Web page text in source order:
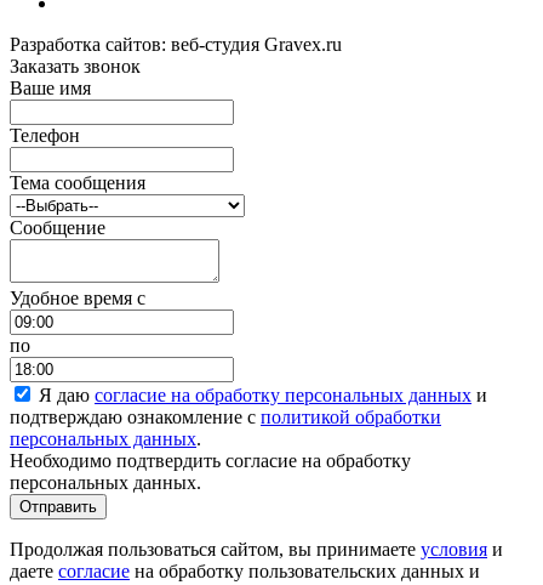
Разработка сайтов: веб-студия Gravex.ru
Заказать звонок
Ваше имя
Телефон
Тема сообщения
Сообщение
Удобное время c
по
Я даю согласие на обработку персональных данных и
подтверждаю ознакомление с политикой обработки
персональных данных.
Необходимо подтвердить согласие на обработку
персональных данных.
Отправить
Продолжая пользоваться сайтом, вы принимаете условия и
даете согласие на обработку пользовательских данных и